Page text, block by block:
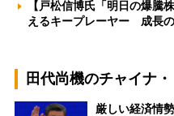
【戸松信博氏「明日の爆騰
えるキープレーヤー 成長
田代尚機のチャイナ
厳しい経済情